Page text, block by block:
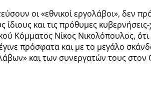
οι «εθνικοί εργολάβοι», δεν
και τις πρόθυμες
Κόμματος Νίκος Νικολόπουλος,
πρόσφατα και με το μεγάλο
και των συνεργατών τους στον